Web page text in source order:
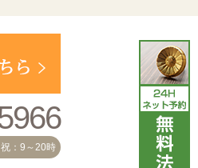
：9～20時